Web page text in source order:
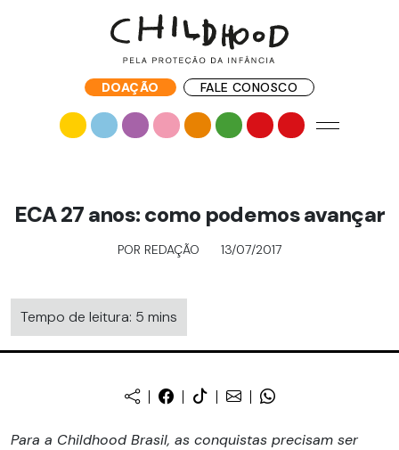
DOAÇÃO FALE CONOSCO
ECA 27 anos: como podemos avançar
POR REDAÇÃO 13/07/2017
Tempo de leitura: 5 mins
Para a Childhood Brasil, as conquistas precisam ser